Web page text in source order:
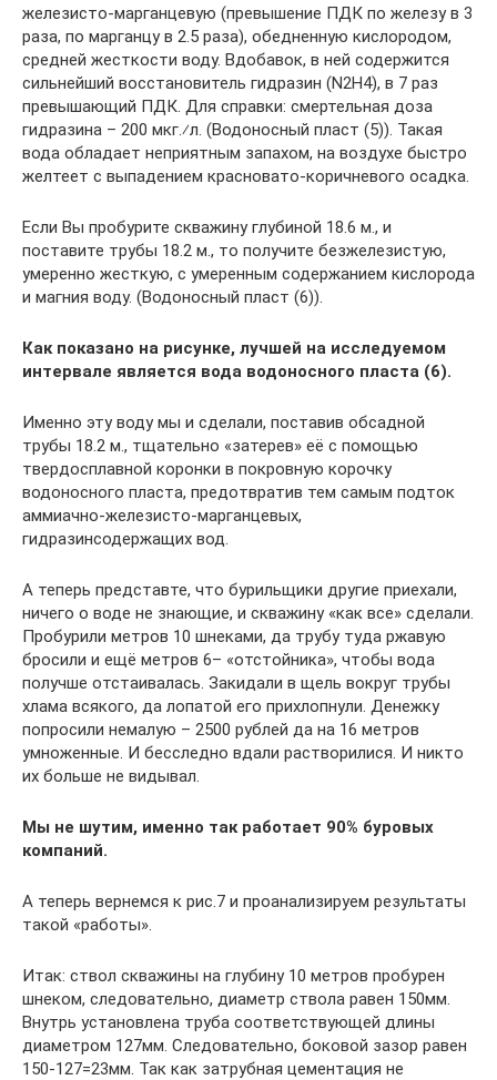
железисто-марганцевую (превышение ПДК по железу в 3
раза, по марганцу в 2.5 раза), обедненную кислородом,
средней жесткости воду. Вдобавок, в ней содержится
сильнейший восстановитель гидразин (N2H4), в 7 раз
превышающий ПДК. Для справки: смертельная доза
гидразина – 200 мкг.⁄л. (Водоносный пласт (5)). Такая
вода обладает неприятным запахом, на воздухе быстро
желтеет с выпадением красновато-коричневого осадка.
Если Вы пробурите скважину глубиной 18.6 м., и
поставите трубы 18.2 м., то получите безжелезистую,
умеренно жесткую, с умеренным содержанием кислорода
и магния воду. (Водоносный пласт (6)).
Как показано на рисунке, лучшей на исследуемом
интервале является вода водоносного пласта (6).
Именно эту воду мы и сделали, поставив обсадной
трубы 18.2 м., тщательно «затерев» её с помощью
твердосплавной коронки в покровную корочку
водоносного пласта, предотвратив тем самым подток
аммиачно-железисто-марганцевых,
гидразинсодержащих вод.
А теперь представте, что бурильщики другие приехали,
ничего о воде не знающие, и скважину «как все» сделали.
Пробурили метров 10 шнеками, да трубу туда ржавую
бросили и ещё метров 6– «отстойника», чтобы вода
получше отстаивалась. Закидали в щель вокруг трубы
хлама всякого, да лопатой его прихлопнули. Денежку
попросили немалую – 2500 рублей да на 16 метров
умноженные. И бесследно вдали растворилися. И никто
их больше не видывал.
Мы не шутим, именно так работает 90% буровых
компаний.
А теперь вернемся к рис.7 и проанализируем результаты
такой «работы».
Итак: ствол скважины на глубину 10 метров пробурен
шнеком, следовательно, диаметр ствола равен 150мм.
Внутрь установлена труба соответствующей длины
диаметром 127мм. Следовательно, боковой зазор равен
150-127=23мм. Так как затрубная цементация не